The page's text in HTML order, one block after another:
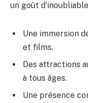
un goût
Une immersion
et films.
Des attractions
à tous âges.
Une présence